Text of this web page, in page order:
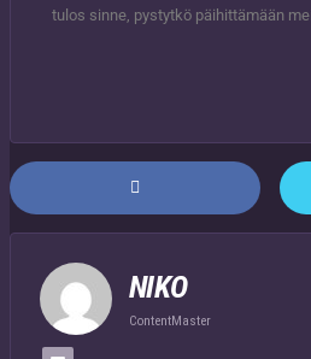
tulos sinne, pystytkö päihittämään
NIKO
ContentMaster